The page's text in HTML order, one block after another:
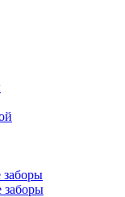
заборы
заборы